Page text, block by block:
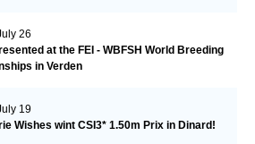
26
at the FEI - WBFSH World Breeding
in Verden
19
Wishes wint CSI3* 1.50m Prix in Dinard!